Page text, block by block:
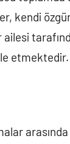
kendi
etmektedir.